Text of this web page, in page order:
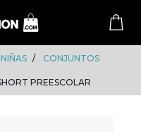
CONJUNTOS
PREESCOLAR